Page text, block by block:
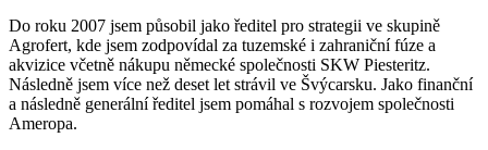
Do roku 2007 jsem působil jako ředitel pro strategii ve skupině
Agrofert, kde jsem zodpovídal za tuzemské i zahraniční fúze a
akvizice včetně nákupu německé společnosti SKW Piesteritz.
Následně jsem více než deset let strávil ve Švýcarsku. Jako finanční
a následně generální ředitel jsem pomáhal s rozvojem společnosti
Ameropa.